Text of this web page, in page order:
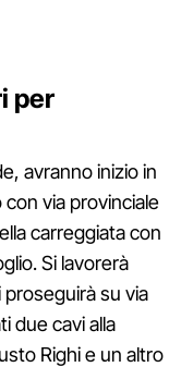
per
avranno inizio in
via provinciale
carreggiata con
Si lavorerà
proseguirà su via
due cavi alla
Righi e un altro